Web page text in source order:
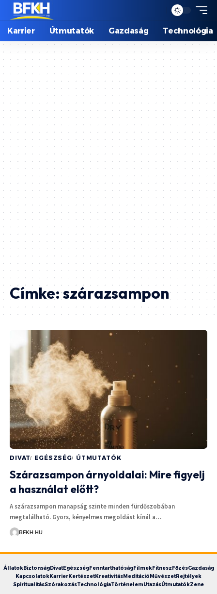
Karrier Útmutatók Gazdaság Technológia
Címke:szárazsampon
DIVAT EGÉSZSÉG ÚTMUTATÓK
Szárazsampon árnyoldalai: Mire figyelj
a használat előtt?
A szárazsampon manapság szinte minden fürdőszobában
megtalálható. Gyors, kényelmes megoldást kínál a…
BFKH.HU
ÁllatokBiztonságDivatEgészségFenntarthatóságFilmekFitneszFőzésGazdaság
KapcsolatokKarrierKertészetKreativitásMeditációMűvészetRejtélyek
SpiritualitásSzórakozásTechnológiaTörténelemUtazásÚtmutatókZene